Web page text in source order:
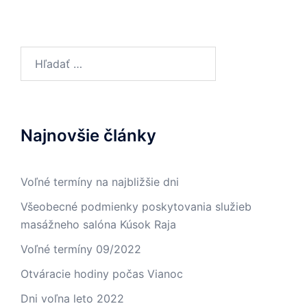
Najnovšie články
Voľné termíny na najbližšie dni
Všeobecné podmienky poskytovania služieb
masážneho salóna Kúsok Raja
Voľné termíny 09/2022
Otváracie hodiny počas Vianoc
Dni voľna leto 2022